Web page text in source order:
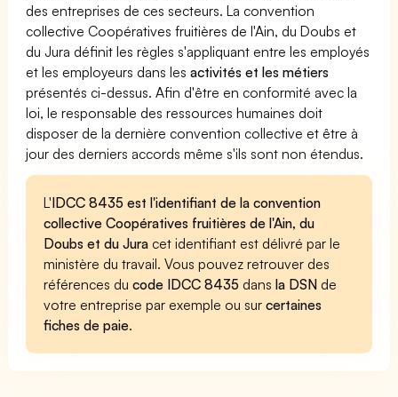
des entreprises de ces secteurs. La convention
collective Coopératives fruitières de l'Ain, du Doubs et
du Jura définit les règles s'appliquant entre les employés
et les employeurs dans lesactivités et les métiers
présentés ci-dessus. Afin d'être en conformité avec la
loi, le responsable des ressources humaines doit
disposer de la dernière convention collective et être à
jour des derniers accords même s'ils sont non étendus.
L'IDCC 8435 est l'identifiant de la convention
collective Coopératives fruitières de l'Ain, du
Doubs et du Jura cet identifiant est délivré par le
ministère du travail. Vous pouvez retrouver des
références ducode IDCC 8435 dansla DSN de
votre entreprise par exemple ou surcertaines
fiches de paie.